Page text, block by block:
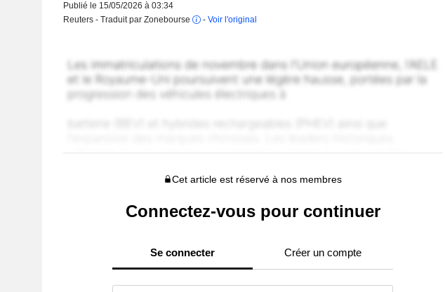
Publié le 15/05/2026 à 03:34
Reuters - Traduit par Zonebourse
- Voir l'original
Cet article est réservé à nos membres
Connectez-vous pour continuer
Se connecter Créer un compte